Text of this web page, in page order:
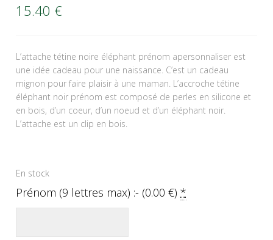
15.40 €
L’attache tétine noire éléphant prénom apersonnaliser est
une idée cadeau pour une naissance. C’est un cadeau
mignon pour faire plaisir à une maman. L’accroche tétine
éléphant noir prénom est composé de perles en silicone et
en bois, d’un coeur, d’un noeud et d’un éléphant noir.
L’attache est un clip en bois.
En stock
Prénom (9 lettres max) :- (0.00€)*